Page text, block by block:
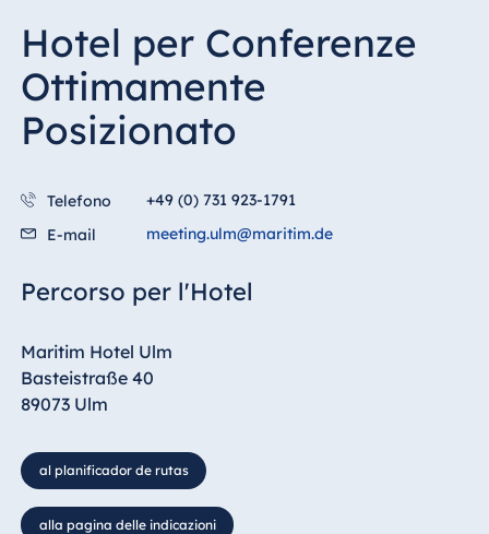
Hotel per Conferenze
Ottimamente
Posizionato
Telefono
+49 (0) 731 923-1791
E-mail
meeting.ulm@maritim.de
Percorso per l'Hotel
Maritim Hotel Ulm
Basteistraße 40
89073 Ulm
al planificador de rutas
alla pagina delle indicazioni